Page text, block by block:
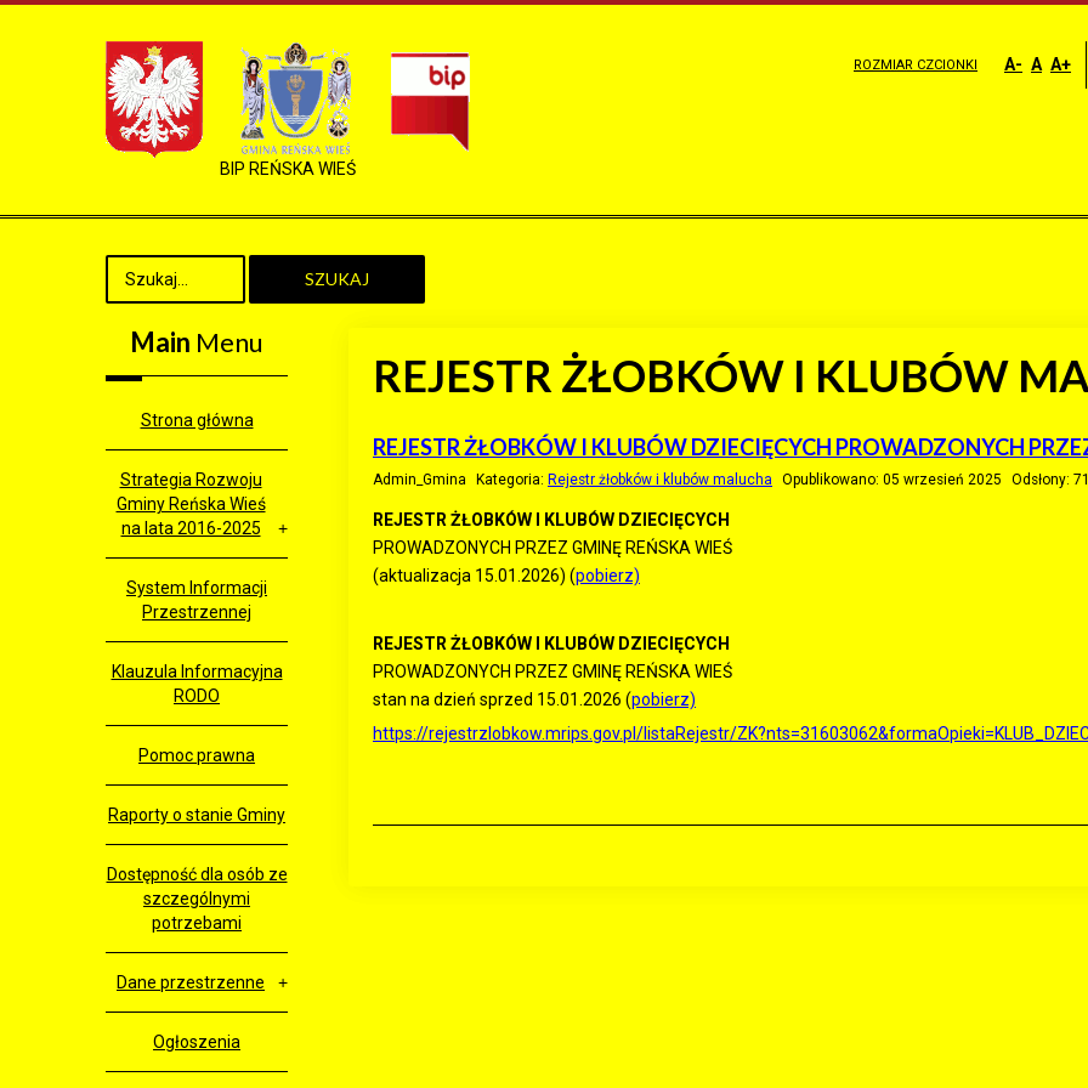
BIP REŃSKA WIEŚ
ROZMIAR CZCIONKI A- A A+
SZUKAJ
REJESTR ŻŁOBKÓW I KLUBÓW
REJESTR ŻŁOBKÓW I KLUBÓW DZIECIĘCYCH PROWADZONYCH
Admin_Gmina Kategoria: Rejestr żłobków i klubów malucha Opublikowano: 05 wrzesień 2025 Odsłony:
REJESTR ŻŁOBKÓW I KLUBÓW DZIECIĘCYCH
PROWADZONYCH PRZEZ GMINĘ REŃSKA WIEŚ
(aktualizacja 15.01.2026) (pobierz)
REJESTR ŻŁOBKÓW I KLUBÓW DZIECIĘCYCH
PROWADZONYCH PRZEZ GMINĘ REŃSKA WIEŚ
stan na dzień sprzed 15.01.2026 (pobierz)
https://rejestrzlobkow.mrips.gov.pl/listaRejestr/
Main Menu
Strona główna
Strategia Rozwoju
Gminy Reńska Wieś
na lata 2016-2025
System Informacji
Przestrzennej
Klauzula Informacyjna
RODO
Pomoc prawna
Raporty o stanie Gminy
Dostępność dla osób ze
szczególnymi
potrzebami
Dane przestrzenne
Ogłoszenia